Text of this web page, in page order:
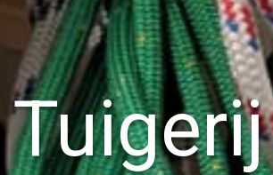
Tuigerij